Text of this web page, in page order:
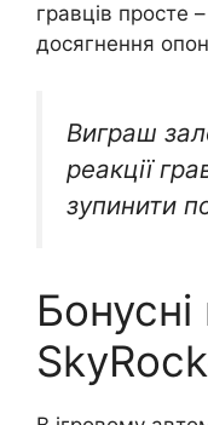
гравців просте
досягнення
Виграш
реакції
зупинити